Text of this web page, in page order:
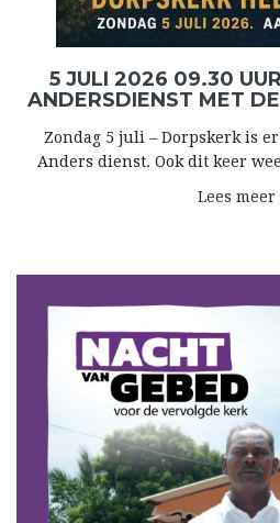
5 JULI 2026 09.30
ANDERSDIENST MET
Zondag 5 juli – Dorpskerk is
Anders dienst. Ook dit keer
Lees